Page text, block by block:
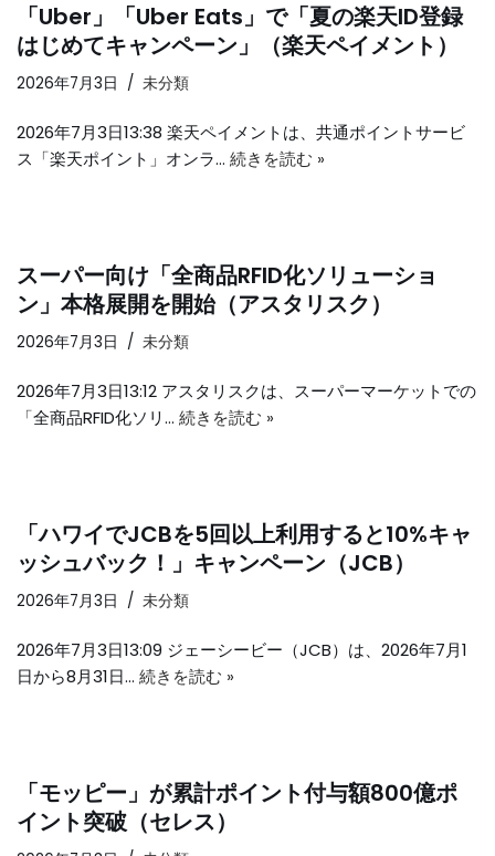
「Uber」「Uber Eats」で「夏の楽天ID登録
はじめてキャンペーン」（楽天ペイメント）
2026年7月3日 未分類
2026年7月3日13:38 楽天ペイメントは、共通ポイントサービ
ス「楽天ポイント」オンラ… 続きを読む »
スーパー向け「全商品RFID化ソリューショ
ン」本格展開を開始（アスタリスク）
2026年7月3日 未分類
2026年7月3日13:12 アスタリスクは、スーパーマーケットでの
「全商品RFID化ソリ… 続きを読む »
「ハワイでJCBを5回以上利用すると10%キャ
ッシュバック！」キャンペーン（JCB）
2026年7月3日 未分類
2026年7月3日13:09 ジェーシービー（JCB）は、2026年7月1
日から8月31日… 続きを読む »
「モッピー」が累計ポイント付与額800億ポ
イント突破（セレス）